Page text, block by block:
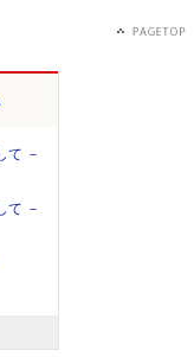
て －
て －